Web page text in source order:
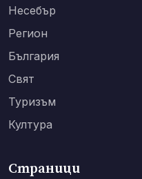
Несебър
Регион
България
Свят
Туризъм
Култура
Страници